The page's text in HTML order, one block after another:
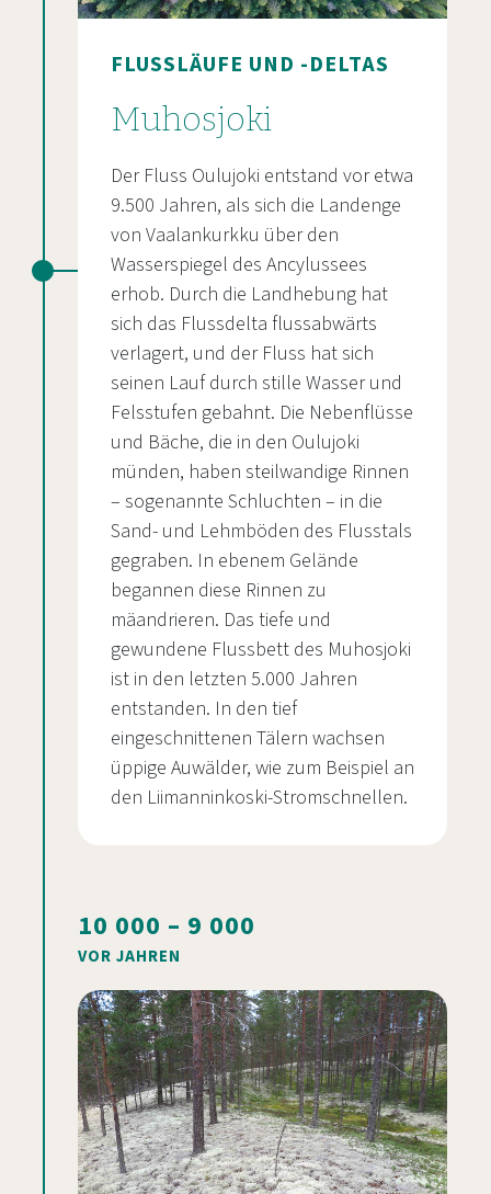
FLUSSLÄUFE UND -DELTAS
Muhosjoki
Der Fluss Oulujoki entstand vor etwa
9.500 Jahren, als sich die Landenge
von Vaalankurkku über den
Wasserspiegel des Ancylussees
erhob. Durch die Landhebung hat
sich das Flussdelta flussabwärts
verlagert, und der Fluss hat sich
seinen Lauf durch stille Wasser und
Felsstufen gebahnt. Die Nebenflüsse
und Bäche, die in den Oulujoki
münden, haben steilwandige Rinnen
– sogenannte Schluchten – in die
Sand- und Lehmböden des Flusstals
gegraben. In ebenem Gelände
begannen diese Rinnen zu
mäandrieren. Das tiefe und
gewundene Flussbett des Muhosjoki
ist in den letzten 5.000 Jahren
entstanden. In den tief
eingeschnittenen Tälern wachsen
üppige Auwälder, wie zum Beispiel an
den Liimanninkoski-Stromschnellen.
10 000 – 9 000
VOR JAHREN